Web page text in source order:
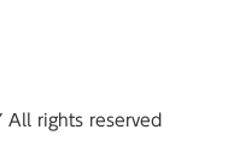
All rights reserved